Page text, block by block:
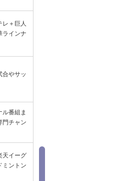
レ＋巨人
ラインナ
合やサッ
ル番組ま
門チャン
天イーグ
ミントン